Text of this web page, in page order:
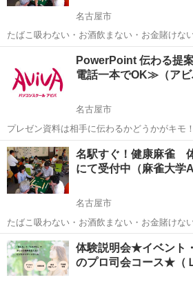
名古屋市
たばこ吸わない・お酒飲まない・お金賭けない ♪健
の幅広い会員が在籍。アットホームな雰囲気
ナーを大事に健康づくり・...
PowerPoint 伝わる提
電話一本でOK≫（ア
名古屋市
プレゼン資料は相手に伝わるかどうかがキモ
すくするノウハウをケーススタディーを用いて学習
容■ 情報の伝達力や訴求力が高く、相手に伝わりやすい提案書の作り
方を学習する講座です。実際のビ...
愛知 名古屋市 その他
名駅すぐ！健康麻雀
にて受付中（麻雀大
名古屋市
たばこ吸わない・お酒飲まない・お金賭けない ♪健
の幅広い会員が在籍。アットホームな雰囲気
い方でも楽しめます♪ まずは体験レッスンから始めてみませんか？？
５００円にて受け付けており...
愛知 名古屋市 その他
体験説明会★イベント
のプロ司会コース★（